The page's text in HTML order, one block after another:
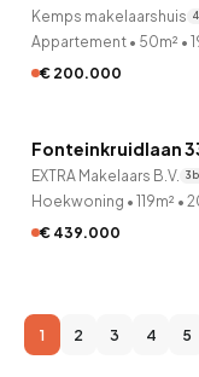
Kemps makelaarshuis
Appartement • 50m² •
€ 200.000
12 uur geleden
Fonteinkruidlaan
EXTRA Makelaars B.V. 3
Hoekwoning • 119m² •
€ 439.000
1 2 3 4 5